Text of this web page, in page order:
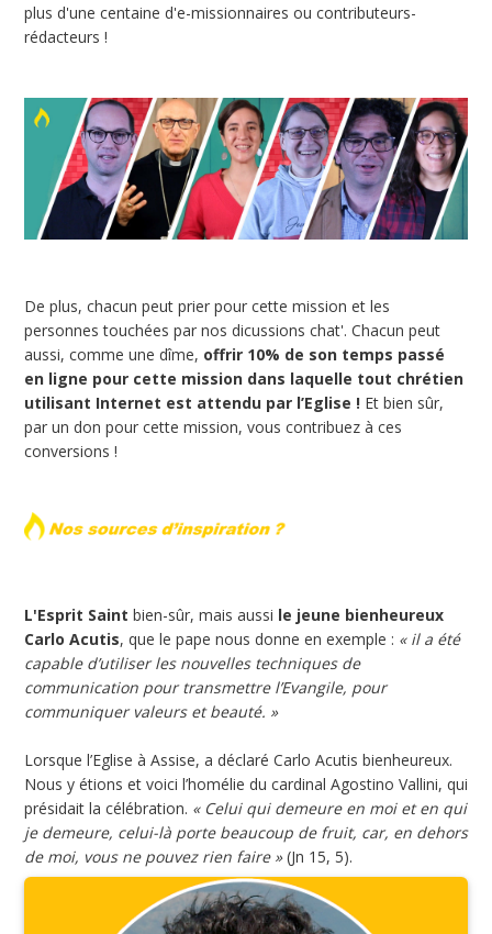
plus d'une centaine d'e-missionnaires ou contributeurs-
rédacteurs !
De plus, chacun peut prier pour cette mission et les
personnes touchées par nos dicussions chat'. Chacun peut
aussi, comme une dîme, offrir 10% de son temps passé
en ligne pour cette mission dans laquelle tout chrétien
utilisant Internet est attendu par l’Eglise ! Et bien sûr,
par un don pour cette mission, vous contribuez à ces
conversions !
L'Esprit Saint bien-sûr, mais aussi le jeune bienheureux
Carlo Acutis, que le pape nous donne en exemple : « il a été
capable d’utiliser les nouvelles techniques de
communication pour transmettre l’Evangile, pour
communiquer valeurs et beauté. »
Lorsque l’Eglise à Assise, a déclaré Carlo Acutis bienheureux.
Nous y étions et voici l’homélie du cardinal Agostino Vallini, qui
présidait la célébration. « Celui qui demeure en moi et en qui
je demeure, celui-là porte beaucoup de fruit, car, en dehors
de moi, vous ne pouvez rien faire »(Jn 15, 5).